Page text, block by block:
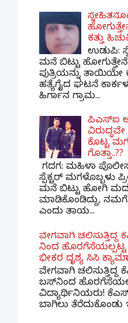
ಕತ್ತು
ಉಡುಪಿ:
ಮನೆ ಬಿಟ್ಟು
ಪುತ್ರಿಯನ್ನು ತಾಯಿಯೇ
ಹತ್ಯೆಗೈದ ಘಟನೆ
ಹಿರ್ಗಾನ ಗ್ರಾಮ...
ಪಿಎಸ್​ಐ
ಕೊಟ್ಟ
ಗೊತ್ತಾ..??
ಗದಗ​: ಮಹಿಳಾ
ಸ್ಪೆಕ್ಟರ್​ ಮಗಳೊಬ್ಬಳು
ಮನೆ ಬಿಟ್ಟು ಹೋಗಿ
ಮಾಡಿಕೊಂಡಿದ್ದು, ನಮಗೆ
ಎಂದು ತಾಯ...
ವೇಗವಾಗಿ
ನಿಂದ
ಭೀಕರ ದೃಶ್ಯ ಸಿಸಿ
ವೇಗವಾಗಿ
ಬಸ್‌ನಿಂದ
ವಿದ್ಯಾರ್ಥಿನಿಯರು!
ಬಾಗಿಲು ತೆರೆದುಕೊಂಡು